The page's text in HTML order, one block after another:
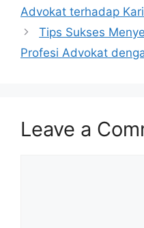
Advokat terhadap
Tips Sukses
Profesi Advokat
Leave a